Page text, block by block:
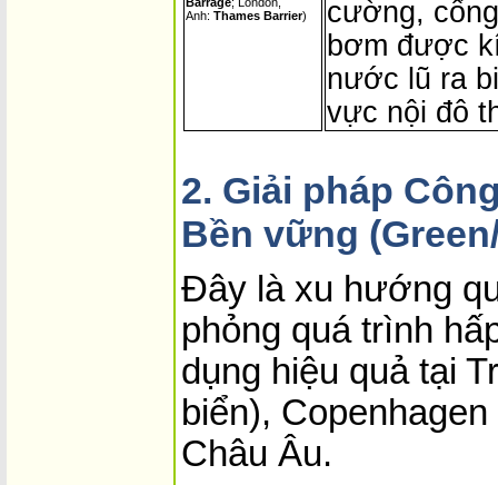
Anh: Thames Barrier)
cường,
bơm được
nước lũ ra
vực nội đô
2. Giải pháp
Bền vững
Đây là xu hướng
phỏng quá trình
dụng hiệu quả tại
biển),
Châu Âu.